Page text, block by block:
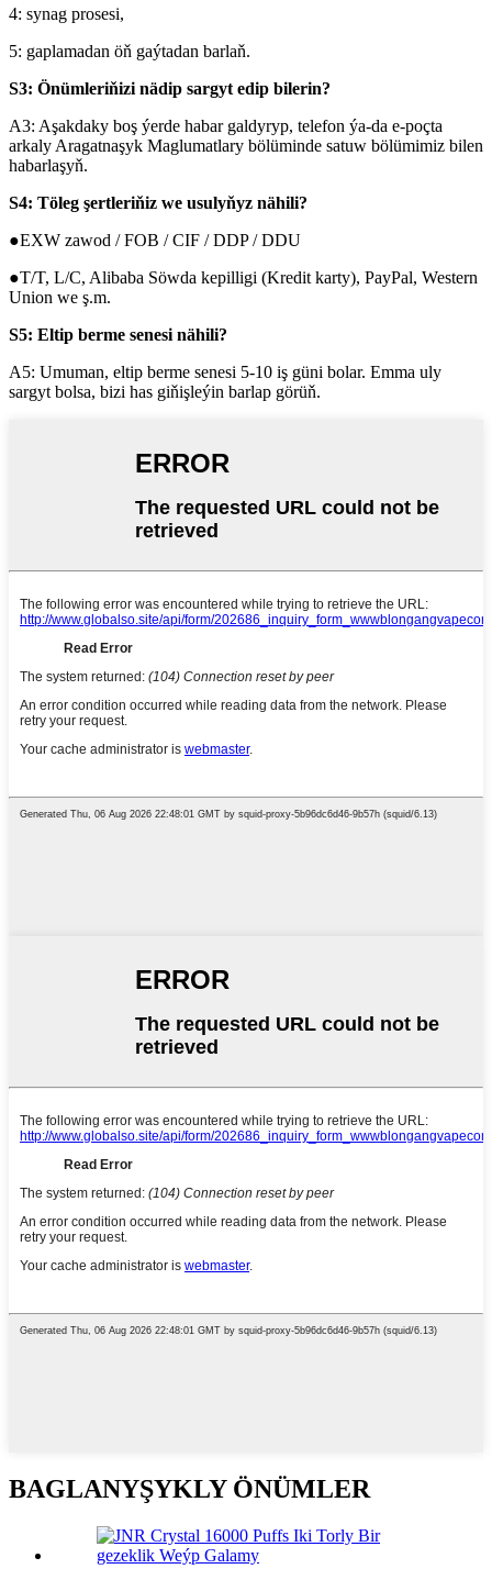
4: synag prosesi,
5: gaplamadan öň gaýtadan barlaň.
S3: Önümleriňizi nädip sargyt edip bilerin?
A3: Aşakdaky boş ýerde habar galdyryp, telefon ýa-da e-poçta
arkaly Aragatnaşyk Maglumatlary bölüminde satuw bölümimiz bilen
habarlaşyň.
S4: Töleg şertleriňiz we usulyňyz nähili?
●EXW zawod / FOB / CIF / DDP / DDU
●T/T, L/C, Alibaba Söwda kepilligi (Kredit karty), PayPal, Western
Union we ş.m.
S5: Eltip berme senesi nähili?
A5: Umuman, eltip berme senesi 5-10 iş güni bolar. Emma uly
sargyt bolsa, bizi has giňişleýin barlap görüň.
BAGLANYŞYKLY ÖNÜMLER